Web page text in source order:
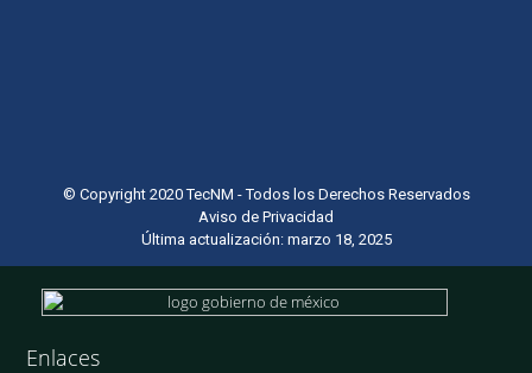
© Copyright 2020 TecNM - Todos los Derechos Reservados
Aviso de Privacidad
Última actualización: marzo 18, 2025
Enlaces